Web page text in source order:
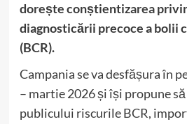
dorește conștientizarea
diagnosticării precoce a bolii
(BCR).
Campania se va desfășura în
– martie 2026 și își propune
publicului riscurile BCR,